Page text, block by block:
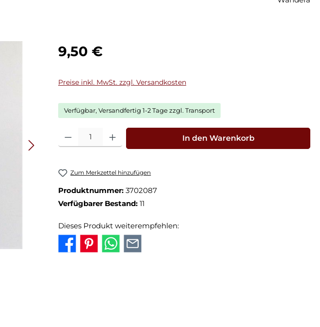
Regulärer Preis:
9,50 €
Preise inkl. MwSt. zzgl. Versandkosten
Verfügbar, Versandfertig 1-2 Tage zzgl. Transport
Produkt Anzahl: Gib den gewünschten Wert ein oder benutze die
In den Warenkorb
Zum Merkzettel hinzufügen
Produktnummer: 3702087
Verfügbarer Bestand: 11
Dieses Produkt weiterempfehlen: